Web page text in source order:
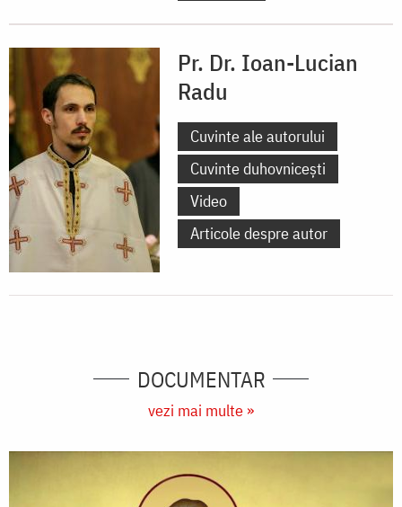
Pr. Dr. Ioan-Lucian
Radu
Cuvinte ale autorului
Cuvinte duhovnicești
Video
Articole despre autor
DOCUMENTAR
vezi mai multe »